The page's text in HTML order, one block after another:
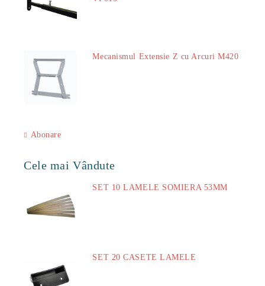
Mecanismul Extensie Z cu Arcuri M420
Abonare
Cele mai Vândute
SET 10 LAMELE SOMIERA 53MM
SET 20 CASETE LAMELE